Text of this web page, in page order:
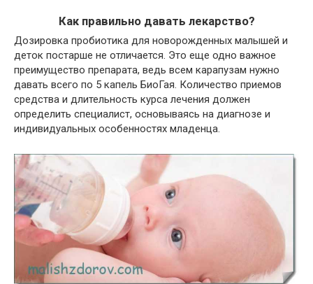
Как правильно давать лекарство?
Дозировка пробиотика для новорожденных малышей и
деток постарше не отличается. Это еще одно важное
преимущество препарата, ведь всем карапузам нужно
давать всего по 5 капель БиоГая. Количество приемов
средства и длительность курса лечения должен
определить специалист, основываясь на диагнозе и
индивидуальных особенностях младенца.